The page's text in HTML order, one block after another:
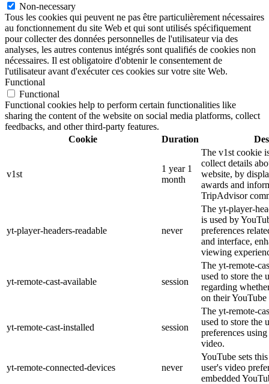
Non-necessary
Tous les cookies qui peuvent ne pas être particulièrement nécessaires
au fonctionnement du site Web et qui sont utilisés spécifiquement
pour collecter des données personnelles de l'utilisateur via des
analyses, les autres contenus intégrés sont qualifiés de cookies non
nécessaires. Il est obligatoire d'obtenir le consentement de
l'utilisateur avant d'exécuter ces cookies sur votre site Web.
Functional
Functional
Functional cookies help to perform certain functionalities like
sharing the content of the website on social media platforms, collect
feedbacks, and other third-party features.
Cookie
Duration
v1st
1 year 1
month
The v1st cookie
collect details
website, by
awards and
TripAdvisor
yt-player-headers-readable never
The yt-player-
is used by
preferences
and interface,
viewing
yt-remote-cast-available session
The yt-remote-
used to store the
regarding
on their
yt-remote-cast-installed session
The yt-remote-
used to store the
preferences
video.
yt-remote-connected-devices never
YouTube sets
user's video
embedded